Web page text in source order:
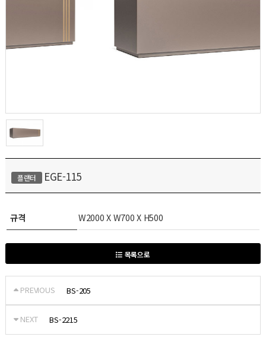
플랜터 EGE-115
규격 W2000 X W700 X H500
목록으로
PREVIOUS BS-205
NEXT BS-2215